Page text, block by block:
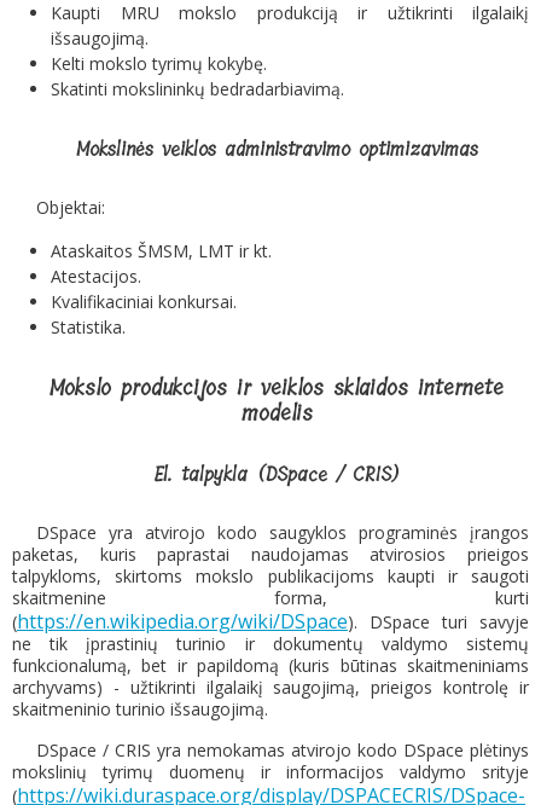
Kaupti MRU mokslo produkciją ir užtikrinti ilgalaikį
išsaugojimą.
Kelti mokslo tyrimų kokybę.
Skatinti mokslininkų bedradarbiavimą.
Mokslinės veiklos administravimo optimizavimas
Objektai:
Ataskaitos ŠMSM, LMT ir kt.
Atestacijos.
Kvalifikaciniai konkursai.
Statistika.
Mokslo produkcijos ir veiklos sklaidos internete
modelis
El. talpykla (DSpace / CRIS)
DSpace yra atvirojo kodo saugyklos programinės įrangos
paketas, kuris paprastai naudojamas atvirosios prieigos
talpykloms, skirtoms mokslo publikacijoms kaupti ir saugoti
skaitmenine forma, kurti
(https://en.wikipedia.org/wiki/DSpace). DSpace turi savyje
ne tik įprastinių turinio ir dokumentų valdymo sistemų
funkcionalumą, bet ir papildomą (kuris būtinas skaitmeniniams
archyvams) - užtikrinti ilgalaikį saugojimą, prieigos kontrolę ir
skaitmeninio turinio išsaugojimą.
DSpace / CRIS yra nemokamas atvirojo kodo DSpace plėtinys
mokslinių tyrimų duomenų ir informacijos valdymo srityje
(https://wiki.duraspace.org/display/DSPACECRIS/DSpace-